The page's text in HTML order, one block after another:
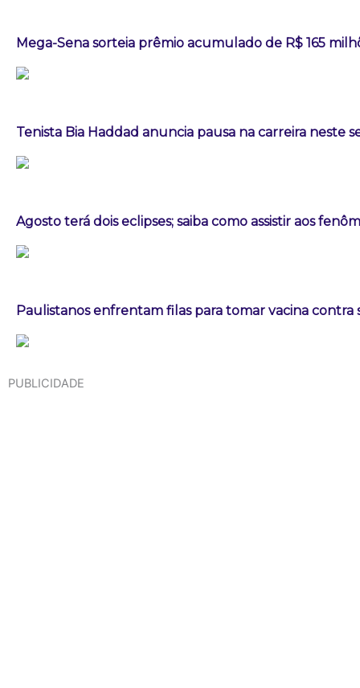
Mega-Sena sorteia prêmio acumulado de R$ 165
Tenista Bia Haddad anuncia pausa na carreira neste
Agosto terá dois eclipses; saiba como assistir aos
Paulistanos enfrentam filas para tomar vacina contra
PUBLICIDADE